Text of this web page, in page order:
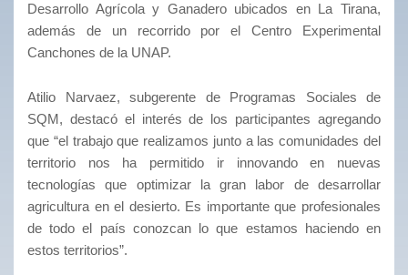
Desarrollo Agrícola y Ganadero ubicados en La Tirana,
además de un recorrido por el Centro Experimental
Canchones de la UNAP.
Atilio Narvaez, subgerente de Programas Sociales de
SQM, destacó el interés de los participantes agregando
que “el trabajo que realizamos junto a las comunidades del
territorio nos ha permitido ir innovando en nuevas
tecnologías que optimizar la gran labor de desarrollar
agricultura en el desierto. Es importante que profesionales
de todo el país conozcan lo que estamos haciendo en
estos territorios”.